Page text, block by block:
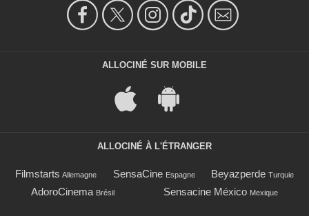
ALLOCINÉ SUR MOBILE
ALLOCINÉ À L'ÉTRANGER
Filmstarts Allemagne SensaCine Espagne Beyazperde Turquie
AdoroCinema Brésil Sensacine México Mexique